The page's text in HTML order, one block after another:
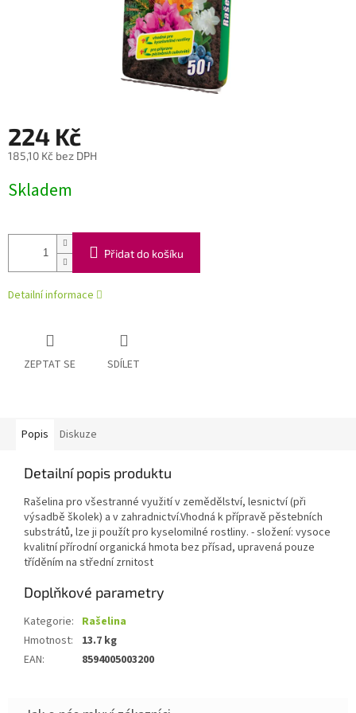
224 Kč
185,10 Kč bez DPH
cena:
Skladem
Přidat do košíku
Detailní informace
ZEPTAT SE SDÍLET
Popis Diskuze
Detailní popis produktu
Rašelina pro všestranné využití v zemědělství, lesnictví (při
výsadbě školek) a v zahradnictví.Vhodná k přípravě pěstebních
substrátů, lze ji použít pro kyselomilné rostliny. - složení: vysoce
kvalitní přírodní organická hmota bez přísad, upravená pouze
tříděním na střední zrnitost
Doplňkové parametry
Kategorie: Rašelina
Hmotnost:
13.7 kg
EAN: 8594005003200